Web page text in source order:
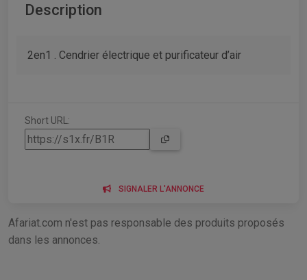
Description
2en1 . Cendrier électrique et purificateur d’air
Short URL:
SIGNALER L'ANNONCE
Afariat.com n'est pas responsable des produits proposés
dans les annonces.